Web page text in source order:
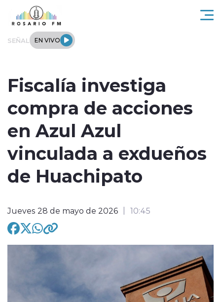
Click acá para ir directamente al contenido
SEÑAL EN VIVO
Regionales
Tendencias
Internacional
Entrevistas
modo claro
Fiscalía investiga
compra de acciones
en Azul Azul
vinculada a exdueños
de Huachipato
Jueves 28 de mayo de 2026 10:45